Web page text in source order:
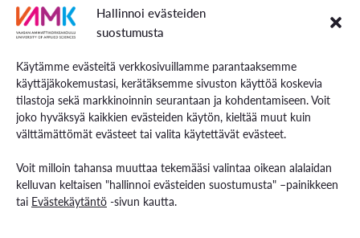
Hallinnoi evästeiden
suostumusta
Käytämme evästeitä verkkosivuillamme parantaaksemme
käyttäjäkokemustasi, kerätäksemme sivuston käyttöä koskevia
tilastoja sekä markkinoinnin seurantaan ja kohdentamiseen. Voit
joko hyväksyä kaikkien evästeiden käytön, kieltää muut kuin
välttämättömät evästeet tai valita käytettävät evästeet.
Voit milloin tahansa muuttaa tekemääsi valintaa oikean alalaidan
kelluvan keltaisen "hallinnoi evästeiden suostumusta" –painikkeen
tai Evästekäytäntö -sivun kautta.
Erikoistumiskoulutukset
Täydennyskoulutus
Hakuohjeet
VAMK Palvelut
Tutkimus ja kehitys
Palvelut työelämälle
Rekryä opiskelijoita
Energiaa-verkkolehti